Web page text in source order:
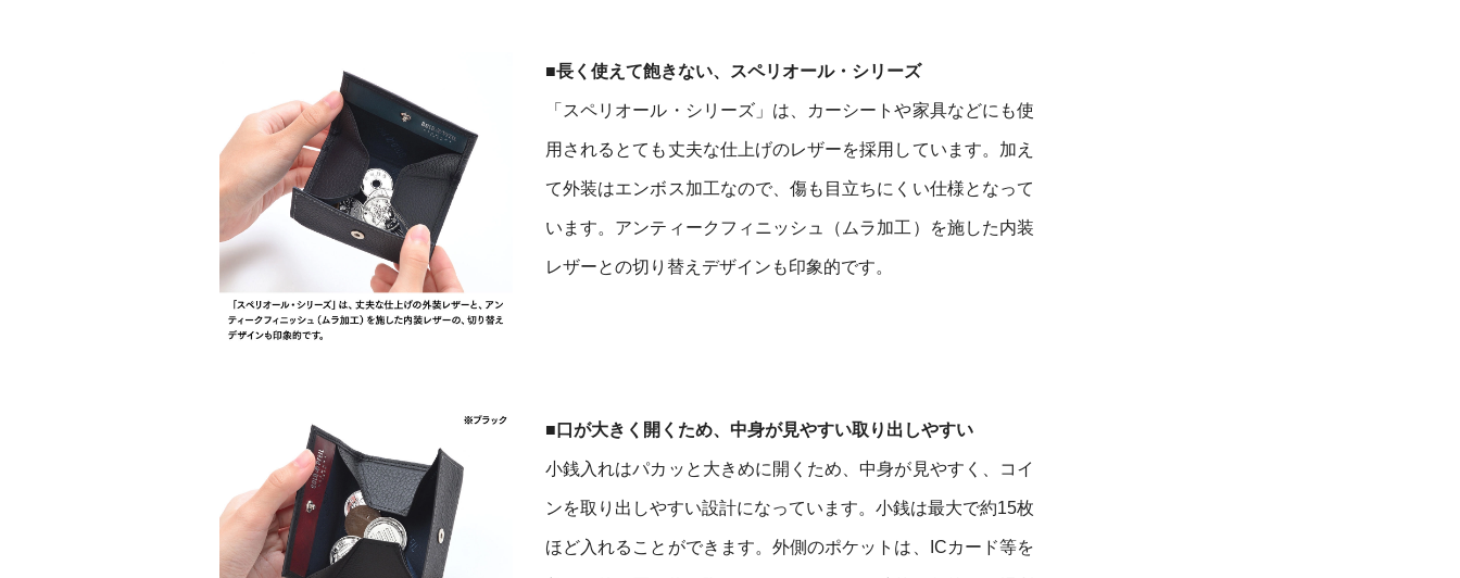
■長く使えて飽きない、スペリオール・シリーズ
「スペリオール・シリーズ」は、カーシートや家具などにも使
用されるとても丈夫な仕上げのレザーを採用しています。加え
て外装はエンボス加工なので、傷も目立ちにくい仕様となって
います。アンティークフィニッシュ（ムラ加工）を施した内装
レザーとの切り替えデザインも印象的です。
■口が大きく開くため、中身が見やすい取り出しやすい
小銭入れはパカッと大きめに開くため、中身が見やすく、コイ
ンを取り出しやすい設計になっています。小銭は最大で約15枚
ほど入れることができます。外側のポケットは、ICカード等を